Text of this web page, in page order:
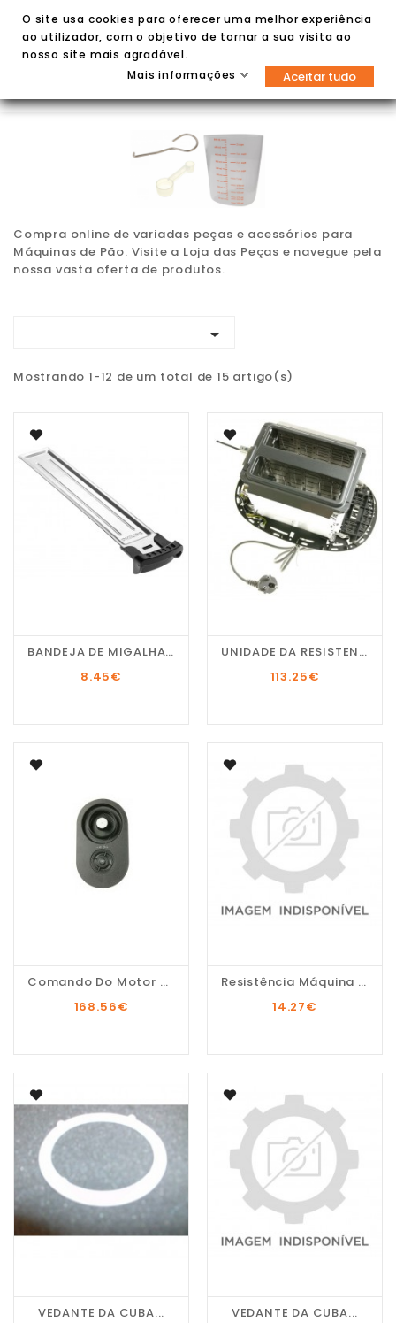

Compra online de variadas peças e acessórios para
Máquinas de Pão. Visite a Loja das Peças e navegue pela
nossa vasta oferta de produtos.

Mostrando 1-12 de um total de 15 artigo(s)
BANDEJA DE MIGALHAS...
8.45€
UNIDADE DA RESISTENCIA...
113.25€
Comando Do Motor Do...
168.56€
Resistência Máquina De...
14.27€
VEDANTE DA CUBA...
VEDANTE DA CUBA...
O site usa cookies para oferecer uma melhor experiência
ao utilizador, com o objetivo de tornar a sua visita ao
nosso site mais agradável.
Mais informações
Aceitar tudo